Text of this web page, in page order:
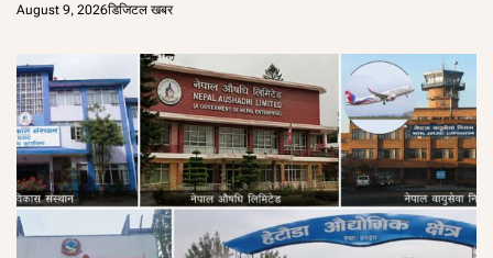
August 9, 2026डिजिटल खबर